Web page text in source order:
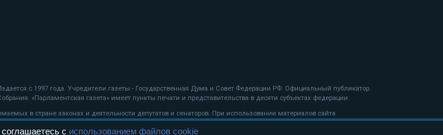
с 1997 года. Учредители газеты - Государственная Дума и Совет Федерации РФ. Официальный публикатор
«Парламентская газета» имеет пункты печати и представительства в десяти субъектах федерации.
в стране законах и деятельности депутатов и сенаторов. При использовании материалов сайта
с использованием файлов cookie